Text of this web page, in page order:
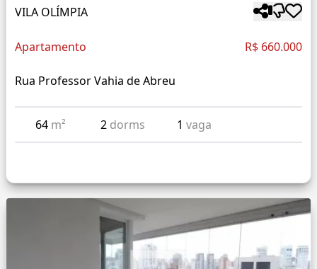
VILA OLÍMPIA
Apartamento R$ 660.000
Rua Professor Vahia de Abreu
64 m² 2 dorms 1vaga